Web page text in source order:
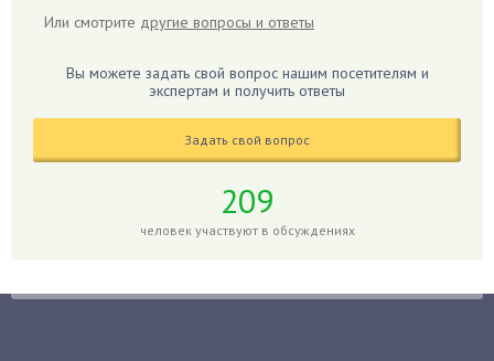
Гиппеаструм
Годжи
Или смотрите другие вопросы и ответы
Вы можете задать свой вопрос нашим посетителям и
экспертам и получить ответы
Задать свой вопрос
209
человек участвуют в обсуждениях